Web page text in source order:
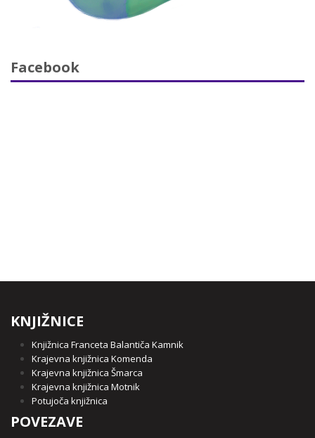
Facebook
KNJIŽNICE
Knjižnica Franceta Balantiča Kamnik
Krajevna knjižnica Komenda
Krajevna knjižnica Šmarca
Krajevna knjižnica Motnik
Potujoča knjižnica
POVEZAVE